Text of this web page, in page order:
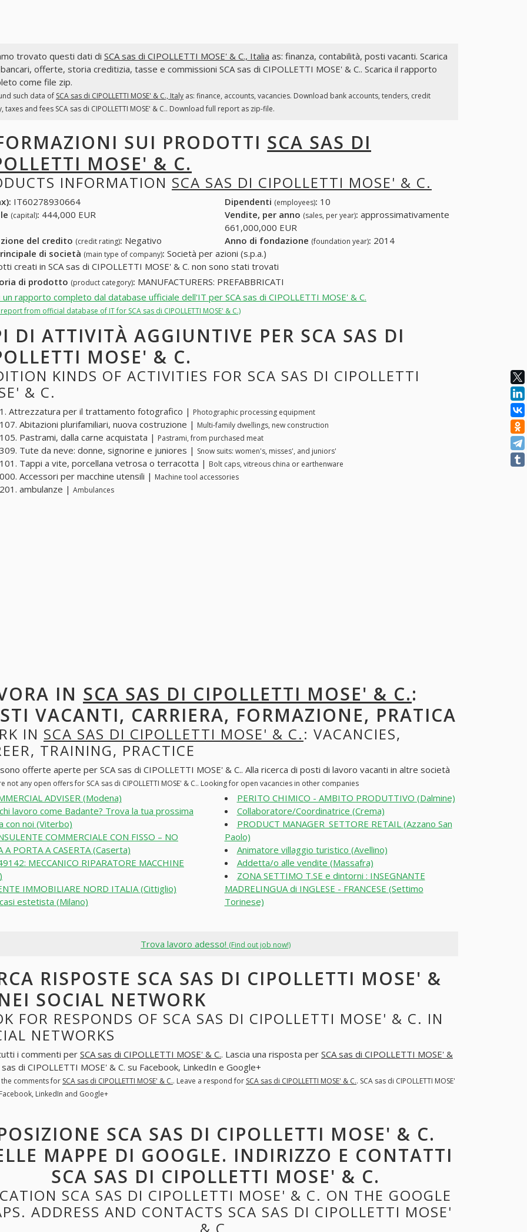
trovato questi dati di SCA sas di CIPOLLETTI MOSE' & C., Italia as: finanza, contabilità, posti vacanti. Scarica
offerte, storia creditizia, tasse e commissioni SCA sas di CIPOLLETTI MOSE' & C.. Scarica il rapporto
come file zip.
such data of SCA sas di CIPOLLETTI MOSE' & C., Italyas: finance, accounts, vacancies. Download bank accounts, tenders, credit
taxes and fees SCA sas di CIPOLLETTI MOSE' & C.. Download full report as zip-file.
SUI PRODOTTI SCA SAS DI
MOSE' & C.
INFORMATION SCA SAS DI CIPOLLETTI MOSE' & C.
IT60278930664 Dipendenti (employees): 10
(capital): 444,000 EUR Vendite, per anno (sales, per year): approssimativamente
661,000,000 EUR
del credito (credit rating): Negativo Anno di fondazione (foundation year): 2014
di società (main type of company): Società per azioni (s.p.a.)
creati in SCA sas di CIPOLLETTI MOSE' & C. non sono stati trovati
di prodotto (product category): MANUFACTURERS: PREFABBRICATI
rapporto completo dal database ufficiale dell'IT per SCA sas di CIPOLLETTI MOSE' & C.
from official database of IT for SCA sas di CIPOLLETTI MOSE' & C.)
DI ATTIVITÀ AGGIUNTIVE PER SCA SAS DI
MOSE' & C.
KINDS OF ACTIVITIES FOR SCA SAS DI CIPOLLETTI
& C.
Attrezzatura per il trattamento fotografico | Photographic processing equipment
Abitazioni plurifamiliari, nuova costruzione | Multi-family dwellings, new construction
Pastrami, dalla carne acquistata | Pastrami, from purchased meat
Tute da neve: donne, signorine e juniores | Snow suits: women's, misses', and juniors'
Tappi a vite, porcellana vetrosa o terracotta | Bolt caps, vitreous china or earthenware
Accessori per macchine utensili | Machine tool accessories
ambulanze | Ambulances
IN SCA SAS DI CIPOLLETTI MOSE' & C.:
VACANTI, CARRIERA, FORMAZIONE, PRATICA
IN SCA SAS DI CIPOLLETTI MOSE' & C.: VACANCIES,
TRAINING, PRACTICE
offerte aperte per SCA sas di CIPOLLETTI MOSE' & C.. Alla ricerca di posti di lavoro vacanti in altre società
not any open offers for SCA sas di CIPOLLETTI MOSE' & C.. Looking for open vacancies in other companies
ADVISER (Modena)
lavoro come Badante? Trova la tua prossima
con noi (Viterbo)
COMMERCIALE CON FISSO – NO
A PORTA A CASERTA (Caserta)
MECCANICO RIPARATORE MACCHINE
IMMOBILIARE NORD ITALIA (Cittiglio)
estetista (Milano)
PERITO CHIMICO - AMBITO PRODUTTIVO (Dalmine)
Collaboratore/Coordinatrice (Crema)
PRODUCT MANAGER_SETTORE RETAIL (Azzano San
Paolo)
Animatore villaggio turistico (Avellino)
Addetta/o alle vendite (Massafra)
ZONA SETTIMO T.SE e dintorni : INSEGNANTE
MADRELINGUA di INGLESE - FRANCESE (Settimo
Torinese)
Trova lavoro adesso! (Find out job now!)
RISPOSTE SCA SAS DI CIPOLLETTI MOSE' &
SOCIAL NETWORK
FOR RESPONDS OF SCA SAS DI CIPOLLETTI MOSE' & C. IN
NETWORKS
i commenti per SCA sas di CIPOLLETTI MOSE' & C.. Lascia una risposta per SCA sas di CIPOLLETTI MOSE' &
sas di CIPOLLETTI MOSE' & C. su Facebook, LinkedIn e Google+
the comments for SCA sas di CIPOLLETTI MOSE' & C.. Leave a respond for SCA sas di CIPOLLETTI MOSE' & C.. SCA sas di CIPOLLETTI MOSE'
LinkedIn and Google+
SCA SAS DI CIPOLLETTI MOSE' & C.
MAPPE DI GOOGLE. INDIRIZZO E CONTATTI
SCA SAS DI CIPOLLETTI MOSE' & C.
SCA SAS DI CIPOLLETTI MOSE' & C. ON THE GOOGLE
ADDRESS AND CONTACTS SCA SAS DI CIPOLLETTI MOSE'
& C.